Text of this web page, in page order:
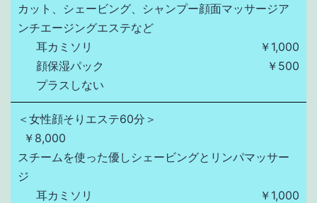
カット、シェービング、シャンプー顔面マッサージア
ンチエージングエステなど
耳カミソリ
￥1,000
顔保湿パック
￥500
プラスしない
＜女性顔そりエステ60分＞
￥8,000
スチームを使った優しシェービングとリンパマッサー
ジ
耳カミソリ
￥1,000